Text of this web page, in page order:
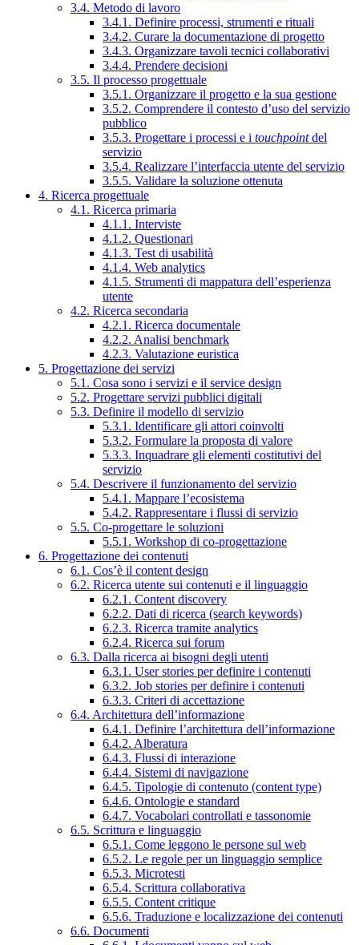
3.4. Metodo di lavoro
3.4.1. Definire processi, strumenti e rituali
3.4.2. Curare la documentazione di progetto
3.4.3. Organizzare tavoli tecnici collaborativi
3.4.4. Prendere decisioni
3.5. Il processo progettuale
3.5.1. Organizzare il progetto e la sua gestione
3.5.2. Comprendere il contesto d’uso del servizio
pubblico
3.5.3. Progettare i processi e i touchpointdel
servizio
3.5.4. Realizzare l’interfaccia utente del servizio
3.5.5. Validare la soluzione ottenuta
4. Ricerca progettuale
4.1. Ricerca primaria
4.1.1. Interviste
4.1.2. Questionari
4.1.3. Test di usabilità
4.1.4. Web analytics
4.1.5. Strumenti di mappatura dell’esperienza
utente
4.2. Ricerca secondaria
4.2.1. Ricerca documentale
4.2.2. Analisi benchmark
4.2.3. Valutazione euristica
5. Progettazione dei servizi
5.1. Cosa sono i servizi e il service design
5.2. Progettare servizi pubblici digitali
5.3. Definire il modello di servizio
5.3.1. Identificare gli attori coinvolti
5.3.2. Formulare la proposta di valore
5.3.3. Inquadrare gli elementi costitutivi del
servizio
5.4. Descrivere il funzionamento del servizio
5.4.1. Mappare l’ecosistema
5.4.2. Rappresentare i flussi di servizio
5.5. Co-progettare le soluzioni
5.5.1. Workshop di co-progettazione
6. Progettazione dei contenuti
6.1. Cos’è il content design
6.2. Ricerca utente sui contenuti e il linguaggio
6.2.1. Content discovery
6.2.2. Dati di ricerca (search keywords)
6.2.3. Ricerca tramite analytics
6.2.4. Ricerca sui forum
6.3. Dalla ricerca ai bisogni degli utenti
6.3.1. User stories per definire i contenuti
6.3.2. Job stories per definire i contenuti
6.3.3. Criteri di accettazione
6.4. Architettura dell’informazione
6.4.1. Definire l’architettura dell’informazione
6.4.2. Alberatura
6.4.3. Flussi di interazione
6.4.4. Sistemi di navigazione
6.4.5. Tipologie di contenuto (content type)
6.4.6. Ontologie e standard
6.4.7. Vocabolari controllati e tassonomie
6.5. Scrittura e linguaggio
6.5.1. Come leggono le persone sul web
6.5.2. Le regole per un linguaggio semplice
6.5.3. Microtesti
6.5.4. Scrittura collaborativa
6.5.5. Content critique
6.5.6. Traduzione e localizzazione dei contenuti
6.6. Documenti